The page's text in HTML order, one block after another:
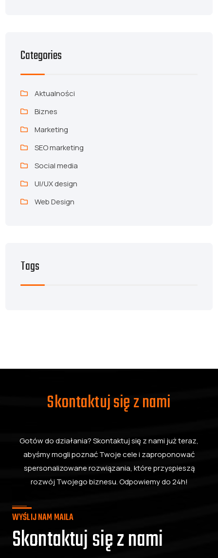
Categories
Aktualności
Biznes
Marketing
SEO marketing
Social media
UI/UX design
Web Design
Tags
Skontaktuj się z nami
Gotów do działania? Skontaktuj się z nami już teraz,
abyśmy mogli poznać Twoje cele i zaproponować
spersonalizowane rozwiązania, które przyspieszą
rozwój Twojego biznesu. Odpowiemy do 24h!
WYŚLIJ NAM MAILA
Skontaktuj się z nami